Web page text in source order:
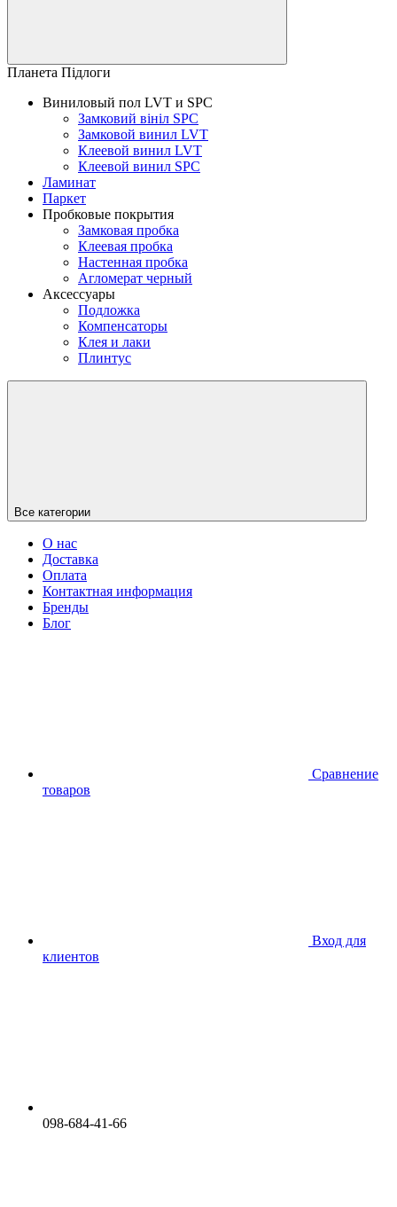
Планета Підлоги
Виниловый пол LVT и SPC
Замковий вініл SPC
Замковой винил LVT
Клеевой винил LVT
Клеевой винил SPC
Ламинат
Паркет
Пробковые покрытия
Замковая пробка
Клеевая пробка
Настенная пробка
Агломерат черный
Аксессуары
Подложка
Компенсаторы
Клея и лаки
Плинтус
Все категории
О нас
Доставка
Оплата
Контактная информация
Бренды
Блог
Сравнение
товаров
Вход для
клиентов
098-684-41-66